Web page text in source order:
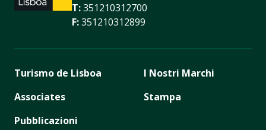
T:351210312700
F:351210312899
Turismo de Lisboa
Associates
Pubblicazioni
I Nostri Marchi
Stampa